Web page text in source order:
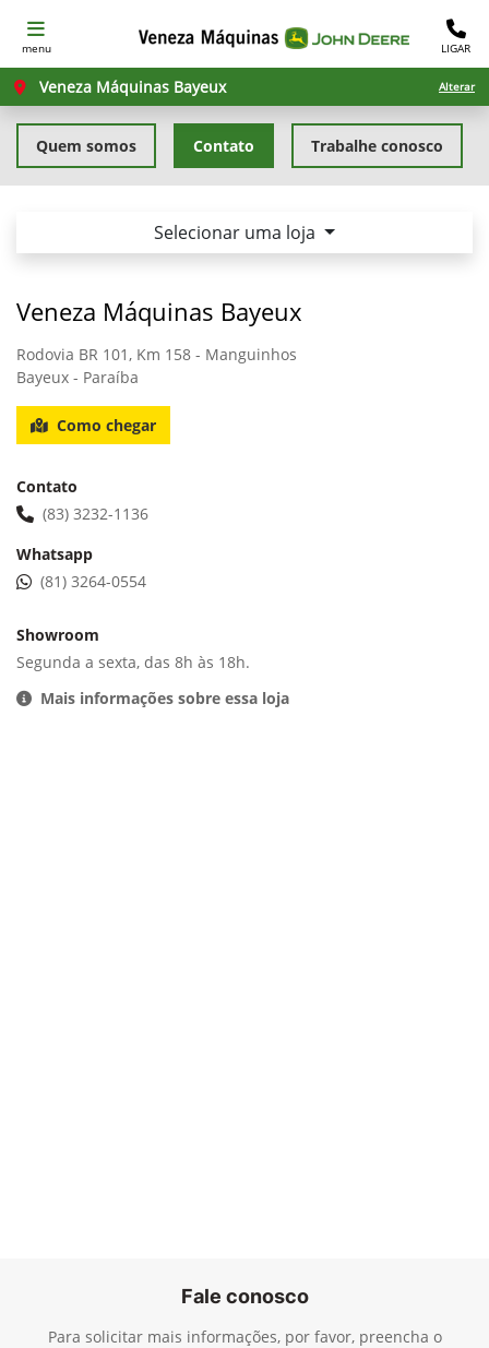
menu LIGAR
Veneza Máquinas Bayeux Alterar
Quem somos Contato Trabalhe conosco
Selecionar uma loja
Veneza Máquinas Bayeux
Rodovia BR 101, Km 158 - Manguinhos
Bayeux - Paraíba
Como chegar
Contato
(83) 3232-1136
Whatsapp
(81) 3264-0554
Showroom
Segunda a sexta, das 8h às 18h.
Mais informações sobre essa loja
Fale conosco
Para solicitar mais informações, por favor, preencha o